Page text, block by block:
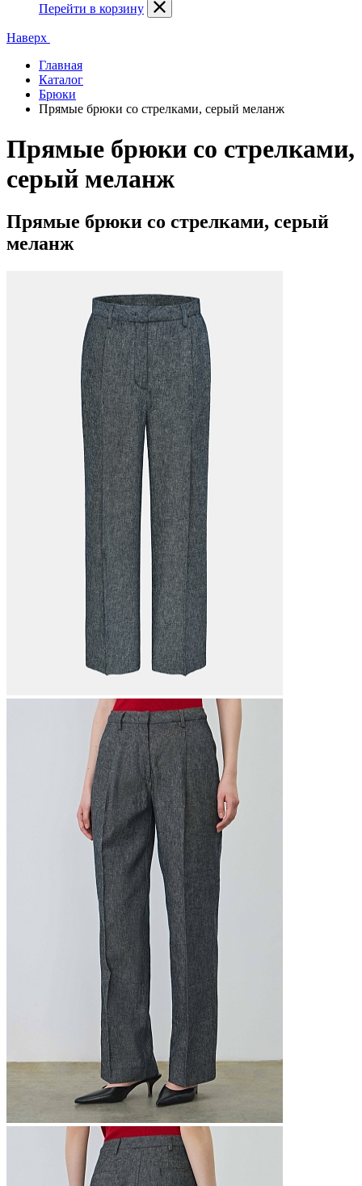
Перейти в корзину
Наверх
Главная
Каталог
Брюки
Прямые брюки со стрелками, серый меланж
Прямые брюки со стрелками,
серый меланж
Прямые брюки со стрелками, серый
меланж